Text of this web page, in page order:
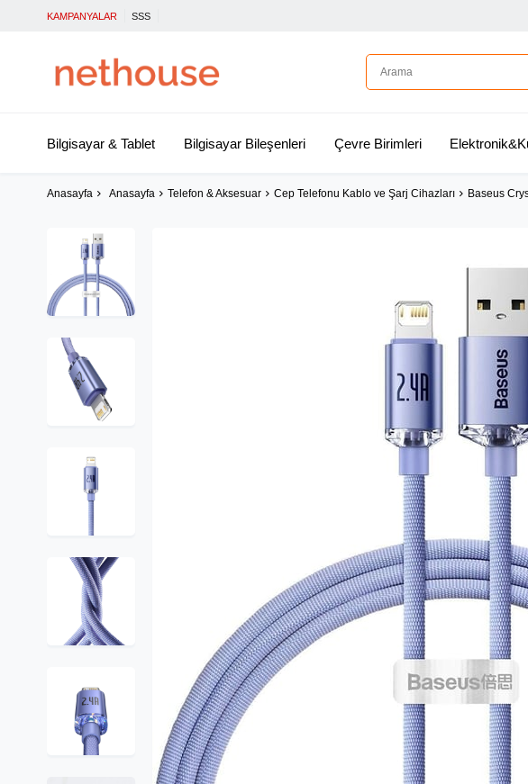
KAMPANYALAR SSS
Bilgisayar & Tablet Bilgisayar Bileşenleri Çevre Birimleri
Anasayfa Anasayfa Telefon & Aksesuar Cep Telefonu Kablo ve Şarj Cihazları Baseus